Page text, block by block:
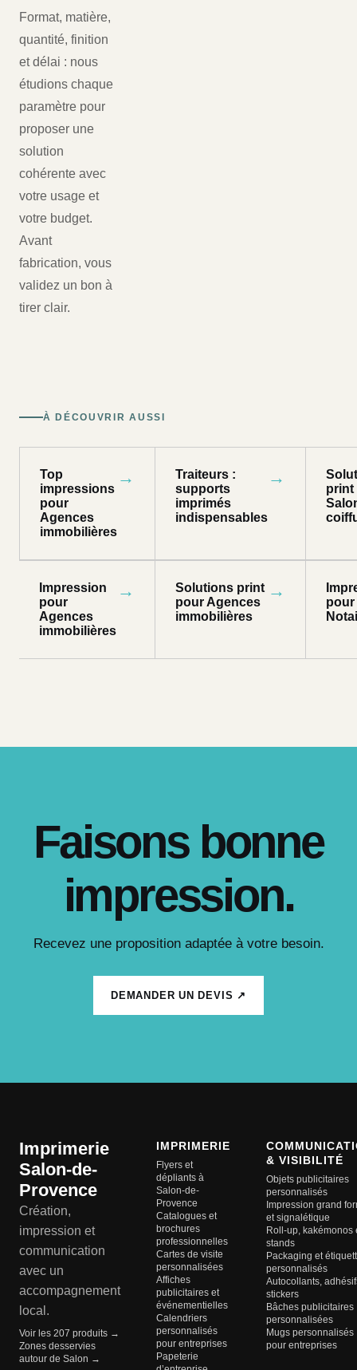
Format, matière,
quantité, finition
et délai : nous
étudions chaque
paramètre pour
proposer une
solution
cohérente avec
votre usage et
votre budget.
Avant
fabrication, vous
validez un bon à
tirer clair.
À DÉCOUVRIR AUSSI
Top
impressions
pour
Agences
immobilières
→
Traiteurs :
supports
imprimés
indispensables
→
print
Impression
pour
Agences
immobilières
→
Solutions print
pour Agences
immobilières
→
pour
Faisons bonne
impression.
Recevez une proposition adaptée à votre besoin.
DEMANDER UN DEVIS ↗
Imprimerie
Salon-de-
Provence
Création,
impression et
communication
avec un
accompagnement
local.
Voir les 207 produits →
Zones desservies
autour de Salon →
IMPRIMERIE
Flyers et
dépliants à
Salon-de-
Provence
Catalogues et
brochures
professionnelles
Cartes de visite
personnalisées
Affiches
publicitaires et
événementielles
Calendriers
personnalisés
pour entreprises
Papeterie
& VISIBILITÉ
Objets publicitaires
personnalisés
Impression grand
et signalétique
Roll-up, kakémonos
stands
Packaging et
personnalisés
Autocollants,
stickers
Bâches publicitaires
personnalisées
Mugs personnalisés
pour entreprises